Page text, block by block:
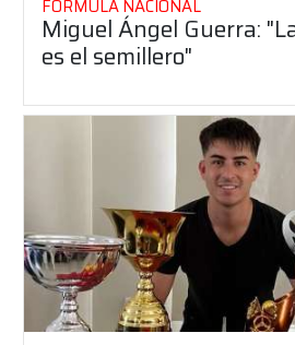
FÓRMULA NACIONAL
Miguel Ángel Guerra:
es el semillero"